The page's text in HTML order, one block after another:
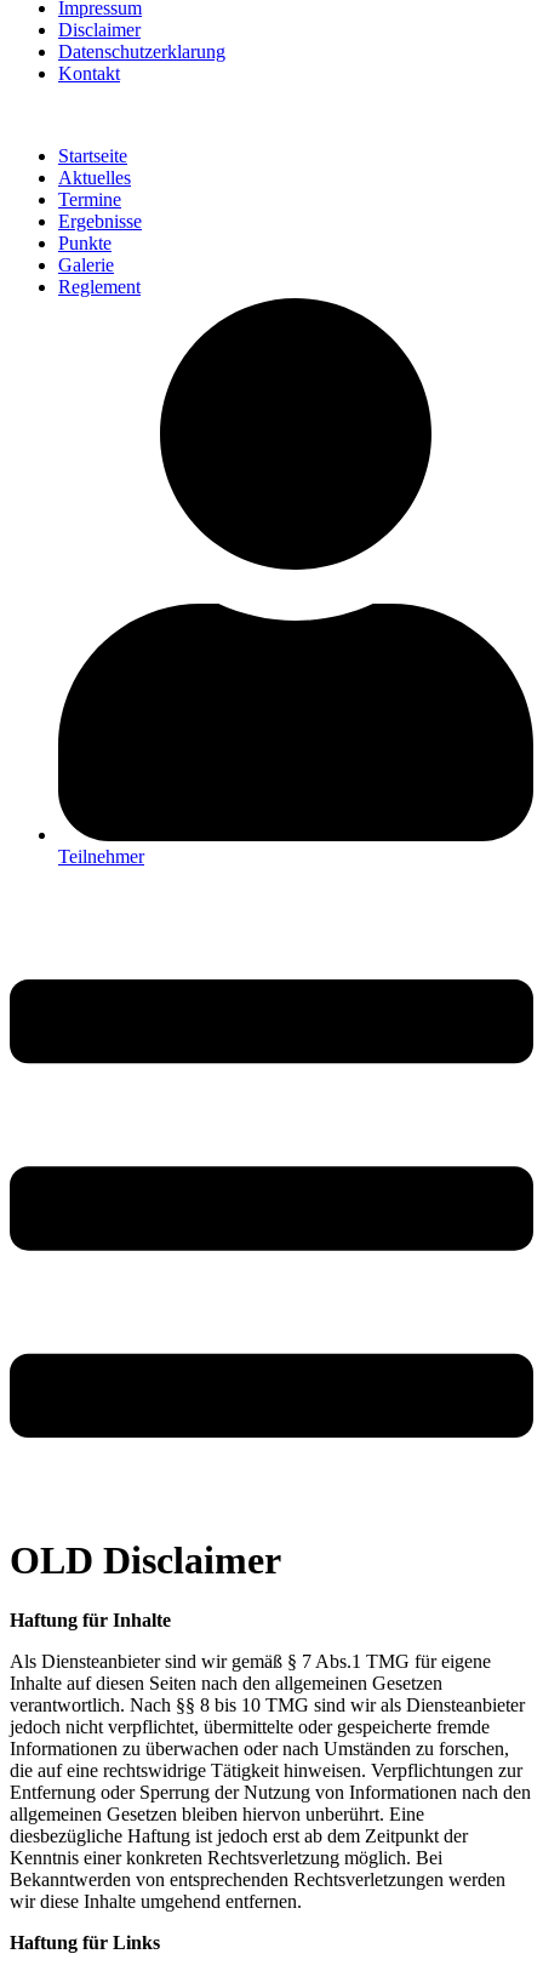
Impressum
Disclaimer
Datenschutzerklarung
Kontakt
Startseite
Aktuelles
Termine
Ergebnisse
Punkte
Galerie
Reglement
Teilnehmer
OLD Disclaimer
Haftung für Inhalte
Als Diensteanbieter sind wir gemäß § 7 Abs.1 TMG für eigene
Inhalte auf diesen Seiten nach den allgemeinen Gesetzen
verantwortlich. Nach §§ 8 bis 10 TMG sind wir als Diensteanbieter
jedoch nicht verpflichtet, übermittelte oder gespeicherte fremde
Informationen zu überwachen oder nach Umständen zu forschen,
die auf eine rechtswidrige Tätigkeit hinweisen. Verpflichtungen zur
Entfernung oder Sperrung der Nutzung von Informationen nach den
allgemeinen Gesetzen bleiben hiervon unberührt. Eine
diesbezügliche Haftung ist jedoch erst ab dem Zeitpunkt der
Kenntnis einer konkreten Rechtsverletzung möglich. Bei
Bekanntwerden von entsprechenden Rechtsverletzungen werden
wir diese Inhalte umgehend entfernen.
Haftung für Links